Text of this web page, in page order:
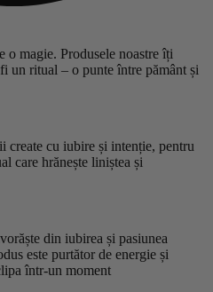
o magie. Produsele noastre îți
un ritual – o punte între pământ și
create cu iubire și intenție, pentru
care hrănește liniștea și
din iubirea și pasiunea
este purtător de energie și
într-un moment